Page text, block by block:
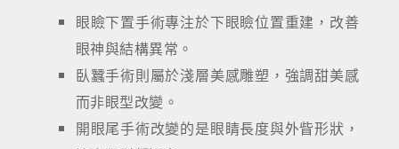
眼瞼下置手術專注於下眼瞼位置重建，改善
眼神與結構異常。
臥蠶手術則屬於淺層美感雕塑，強調甜美感
而非眼型改變。
開眼尾手術改變的是眼睛長度與外眥形狀，